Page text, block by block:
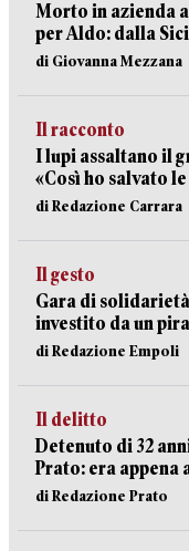
Morto in azienda
per Aldo: dalla
di Giovanna Mezzana
Il racconto
I lupi assaltano il
«Così ho salvato
di Redazione Carrara
Il gesto
Gara di solidarietà
investito da un
di Redazione Empoli
Il delitto
Detenuto di 32
Prato: era
di Redazione Prato